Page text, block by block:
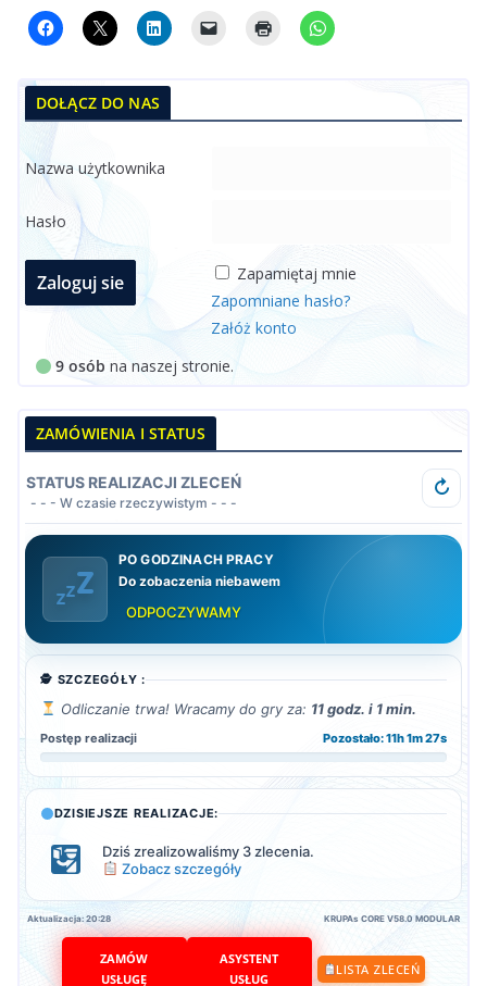
DOŁĄCZ DO NAS
Nazwa użytkownika
Hasło
Zapamiętaj mnie
Zapomniane hasło?
Załóż konto
9 osób na naszej stronie.
ZAMÓWIENIA I STATUS
STATUS REALIZACJI ZLECEŃ
- - - W czasie rzeczywistym - - -
↻
PO GODZINACH PRACY
Do zobaczenia niebawem
ODPOCZYWAMY
🕵️ SZCZEGÓŁY :
Odliczanie trwa! Wracamy do gry za: 11 godz. i 1 min.
Postęp realizacji Pozostało: 11h 1m 26s
DZISIEJSZE REALIZACJE:
Dziś zrealizowaliśmy 3 zlecenia.
Zobacz szczegóły
Aktualizacja: 20:28 KRUPAs CORE V58.0 MODULAR
ZAMÓW
USŁUGĘ
ASYSTENT
USŁUG
LISTA ZLECEŃ